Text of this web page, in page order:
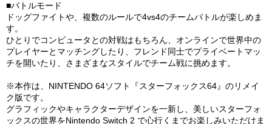
■バトルモード
ドッグファイトや、複数のルールで4vs4のチームバトルが楽しめま
す。
ひとりでコンピュータとの対戦はもちろん、オンラインで世界中の
プレイヤーとマッチングしたり、フレンド同士でプライベートマッ
チを開いたり、さまざまなスタイルでチーム戦に挑めます。
※本作は、NINTENDO 64ソフト『スターフォックス64』のリメイ
ク版です。
グラフィックやキャラクターデザインを一新し、美しいスターフォ
ックスの世界をNintendo Switch 2 で心行くまでお楽しみいただけま